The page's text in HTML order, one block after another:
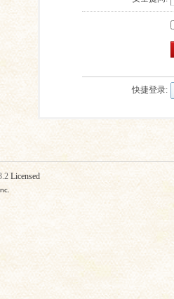
快捷登录:
Licensed